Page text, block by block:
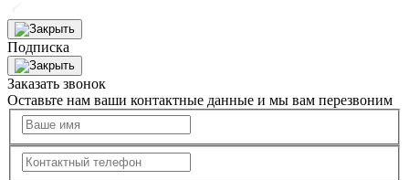
Подписка
Заказать звонок
Оставьте нам ваши контактные данные и мы вам перезвоним